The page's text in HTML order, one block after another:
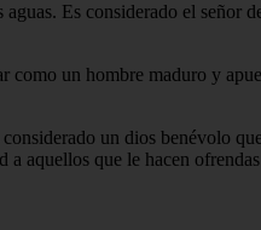
Es considerado el señor
como un hombre maduro y
un dios benévolo
a aquellos que le hacen